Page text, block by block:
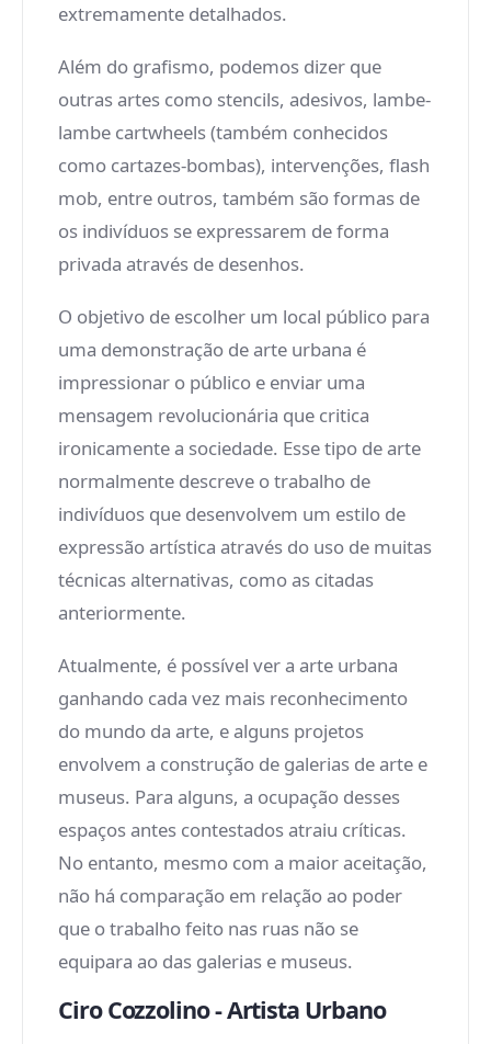
extremamente detalhados.
Além do grafismo, podemos dizer que
outras artes como stencils, adesivos, lambe-
lambe cartwheels (também conhecidos
como cartazes-bombas), intervenções, flash
mob, entre outros, também são formas de
os indivíduos se expressarem de forma
privada através de desenhos.
O objetivo de escolher um local público para
uma demonstração de arte urbana é
impressionar o público e enviar uma
mensagem revolucionária que critica
ironicamente a sociedade. Esse tipo de arte
normalmente descreve o trabalho de
indivíduos que desenvolvem um estilo de
expressão artística através do uso de muitas
técnicas alternativas, como as citadas
anteriormente.
Atualmente, é possível ver a arte urbana
ganhando cada vez mais reconhecimento
do mundo da arte, e alguns projetos
envolvem a construção de galerias de arte e
museus. Para alguns, a ocupação desses
espaços antes contestados atraiu críticas.
No entanto, mesmo com a maior aceitação,
não há comparação em relação ao poder
que o trabalho feito nas ruas não se
equipara ao das galerias e museus.
Ciro Cozzolino - Artista Urbano